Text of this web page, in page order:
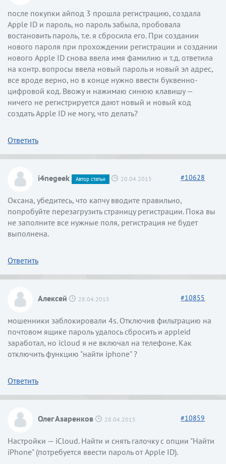
после покупки айпод 3 прошла регистрацию, создала
Apple ID и пароль, но пароль забыла, пробовала
востановить пароль, т.е. я сбросила его. При создании
нового пароля при прохождении регистрации и создании
нового Apple ID снова ввела имя фамилию и т.д. ответила
на контр. вопросы ввела новый пароль и новый эл адрес,
все вроде верно, но в конце нужно ввести буквенно-
цифровой код. Ввожу и нажимаю синюю клавишу —
ничего не регистрируется дают новый и новый код
создать Apple ID не могу, что делать?
Ответить
i4negeek Автор статьи 20.04.2015 #10628
Оксана, убедитесь, что капчу вводите правильно,
попробуйте перезагрузить страницу регистрации. Пока вы
не заполните все нужные поля, регистрация не будет
выполнена.
Ответить
Алексей 28.04.2015 #10855
мошенники заблокировали 4s. Отключив фильтрацию на
почтовом ящике пароль удалось сбросить и appleid
заработал, но icloud я не включал на телефоне. Как
отключить функцию "найти iphone" ?
Ответить
Олег Азаренков 28.04.2015 #10859
Настройки — iCloud. Найти и снять галочку с опции "Найти
iPhone" (потребуется ввести пароль от Apple ID).